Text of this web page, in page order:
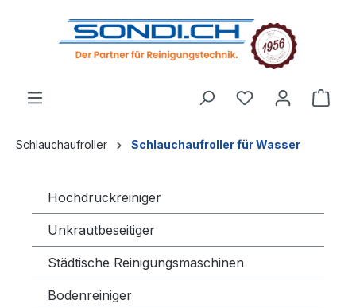
springen
Schlauchaufroller Schlauchaufroller für Wasser
Hochdruckreiniger
Unkrautbeseitiger
Städtische Reinigungsmaschinen
Bodenreiniger